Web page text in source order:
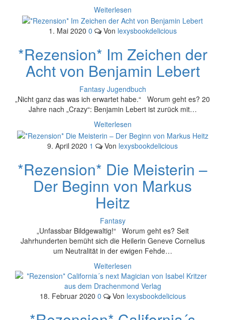
Weiterlesen
1. Mai 2020 0 Von lexysbookdelicious
*Rezension* Im Zeichen der
Acht von Benjamin Lebert
Fantasy Jugendbuch
„Nicht ganz das was ich erwartet habe.“ Worum geht es? 20
Jahre nach „Crazy“: Benjamin Lebert ist zurück mit…
Weiterlesen
9. April 2020 1 Von lexysbookdelicious
*Rezension* Die Meisterin –
Der Beginn von Markus
Heitz
Fantasy
„Unfassbar Bildgewaltig!“ Worum geht es? Seit
Jahrhunderten bemüht sich die Heilerin Geneve Cornelius
um Neutralität in der ewigen Fehde…
Weiterlesen
18. Februar 2020 0 Von lexysbookdelicious